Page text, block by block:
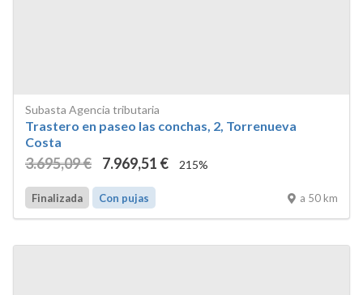
Subasta Agencia tributaria
Trastero en paseo las conchas, 2, Torrenueva
Costa
3.695,09€ 7.969,51 € 215%
Finalizada Con pujas a 50 km